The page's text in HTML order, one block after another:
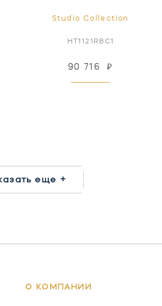
Studio Collection
HT1121RBC1
90 716 ₽
еще +
О КОМПАНИИ